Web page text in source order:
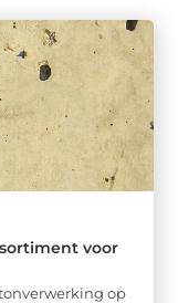
voor
op